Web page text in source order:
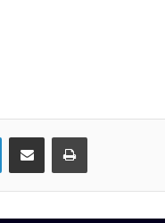
LinkedinPartager par email Imprimer